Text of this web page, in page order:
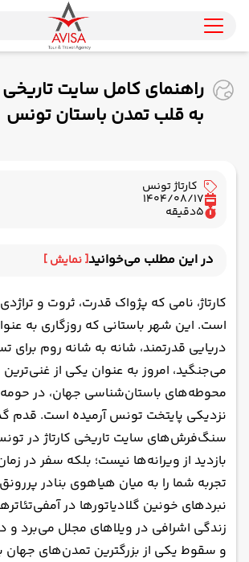
راهنمای کامل سایت تاریخی
به قلب تمدن باستان تونس
کارتاژ تونس
1404/08/17
5دقیقه
در این مطلب می‌خوانید[ نمایش ]
تاریخچه کارتاژ؛ از ظهور تا خاکستر
جاهای دیدنی کارتاژ؛ کاوش در میان
چگونه به کارتاژ برویم؟
بهترین زمان بازدید از سایت تاریخی
نکات و اطلاعات جالب در مورد کارتاژ
هتل های نزدیک به کارتاژ برای اقامت
رستوران های نزدیک به کارتاژ
کارتاژ؛ پژواک تاریخ در ساحل مدیترانه
کارتاژ، نامی که پژواک قدرت، ثروت و
است. این شهر باستانی که روزگاری به
دریایی قدرتمند، شانه به شانه روم برای
می‌جنگید، امروز به عنوان یکی از
محوطه‌های باستان‌شناسی جهان، در
نزدیکی پایتخت تونس آرمیده است. قدم
سنگ‌فرش‌های سایت تاریخی کارتاژ در
بازدید از ویرانه‌ها نیست؛ بلکه سفر در
تجربه شما را به میان هیاهوی بنادر
نبردهای خونین گلادیاتورها در
زندگی اشرافی در ویلاهای مجلل می‌برد و
و سقوط یکی از بزرگترین تمدن‌های جهان